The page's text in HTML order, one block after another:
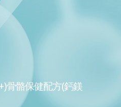
骨骼保健配方(鈣鎂